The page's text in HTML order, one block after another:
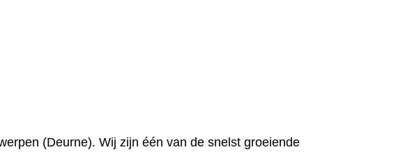
(Deurne). Wij zijn één van de snelst groeiende